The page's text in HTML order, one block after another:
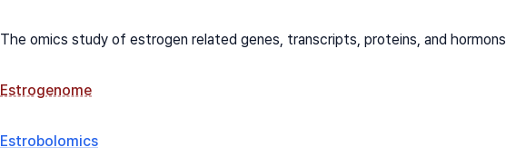
The omics study of estrogen related genes, transcripts, proteins, and hormons
Estrogenome
Estrobolomics